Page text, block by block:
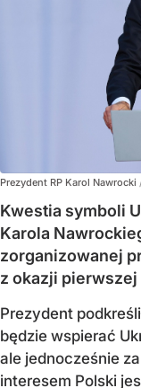
Prezydent RP Karol Nawrocki
Kwestia symboli
Karola
zorganizowanej
z okazji
Prezydent
będzie wspierać
ale jednocześnie
interesem Polski